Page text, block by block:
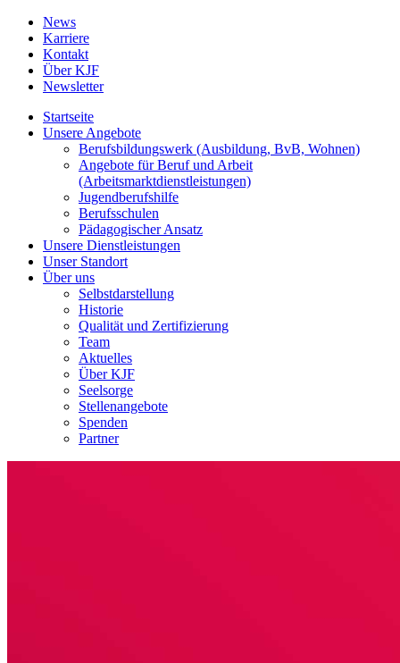
News
Karriere
Kontakt
Über KJF
Newsletter
Startseite
Unsere Angebote
Berufsbildungswerk (Ausbildung, BvB, Wohnen)
Angebote für Beruf und Arbeit
(Arbeitsmarktdienstleistungen)
Jugendberufshilfe
Berufsschulen
Pädagogischer Ansatz
Unsere Dienstleistungen
Unser Standort
Über uns
Selbstdarstellung
Historie
Qualität und Zertifizierung
Team
Aktuelles
Über KJF
Seelsorge
Stellenangebote
Spenden
Partner